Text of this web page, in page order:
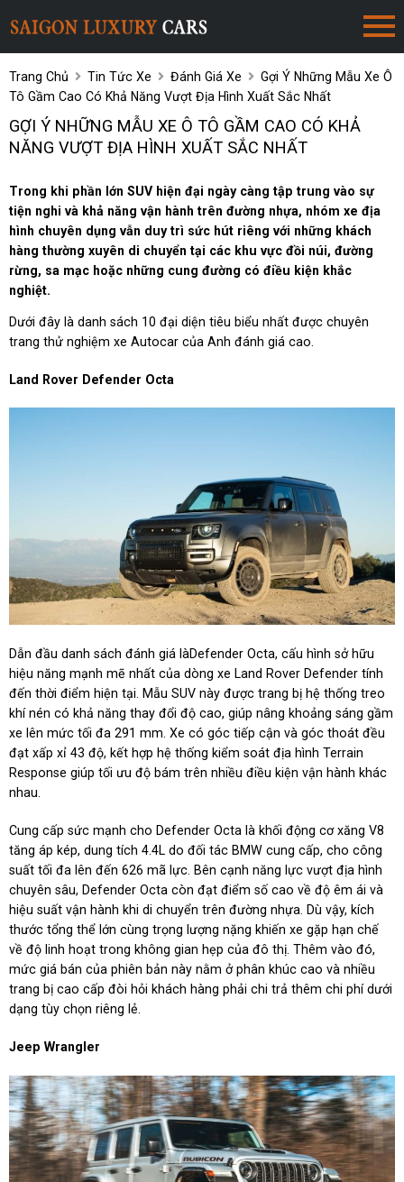
Trang Chủ Tin Tức Xe Đánh Giá Xe
Gợi Ý Những Mẫu Xe Ô
Tô Gầm Cao Có Khả Năng Vượt Địa Hình Xuất Sắc Nhất
GỢI Ý NHỮNG MẪU XE Ô TÔ GẦM CAO CÓ KHẢ
NĂNG VƯỢT ĐỊA HÌNH XUẤT SẮC NHẤT
Trong khi phần lớn SUV hiện đại ngày càng tập trung vào sự
tiện nghi và khả năng vận hành trên đường nhựa, nhóm xe địa
hình chuyên dụng vẫn duy trì sức hút riêng với những khách
hàng thường xuyên di chuyển tại các khu vực đồi núi, đường
rừng, sa mạc hoặc những cung đường có điều kiện khắc
nghiệt.
Dưới đây là danh sách 10 đại diện tiêu biểu nhất được chuyên
trang thử nghiệm xe Autocar của Anh đánh giá cao.
Land Rover Defender Octa
Dẫn đầu danh sách đánh giá làDefender Octa, cấu hình sở hữu
hiệu năng mạnh mẽ nhất của dòng xe Land Rover Defender tính
đến thời điểm hiện tại. Mẫu SUV này được trang bị hệ thống treo
khí nén có khả năng thay đổi độ cao, giúp nâng khoảng sáng gầm
xe lên mức tối đa 291 mm. Xe có góc tiếp cận và góc thoát đều
đạt xấp xỉ 43 độ, kết hợp hệ thống kiểm soát địa hình Terrain
Response giúp tối ưu độ bám trên nhiều điều kiện vận hành khác
nhau.
Cung cấp sức mạnh cho Defender Octa là khối động cơ xăng V8
tăng áp kép, dung tích 4.4L do đối tác BMW cung cấp, cho công
suất tối đa lên đến 626 mã lực. Bên cạnh năng lực vượt địa hình
chuyên sâu, Defender Octa còn đạt điểm số cao về độ êm ái và
hiệu suất vận hành khi di chuyển trên đường nhựa. Dù vậy, kích
thước tổng thể lớn cùng trọng lượng nặng khiến xe gặp hạn chế
về độ linh hoạt trong không gian hẹp của đô thị. Thêm vào đó,
mức giá bán của phiên bản này nằm ở phân khúc cao và nhiều
trang bị cao cấp đòi hỏi khách hàng phải chi trả thêm chi phí dưới
dạng tùy chọn riêng lẻ.
Jeep Wrangler